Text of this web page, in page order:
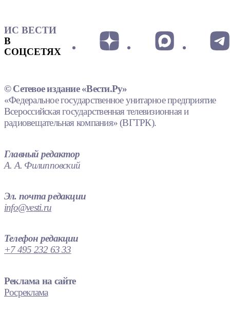
ИС ВЕСТИ
В
СОЦСЕТЯХ
© Сетевое издание «Вести.Ру»
«Федеральное государственное унитарное предприятие
Всероссийская государственная телевизионная и
радиовещательная компания» (ВГТРК).
Главный редактор
А. А. Филипповский
Эл. почта редакции
info@vesti.ru
Телефон редакции
+7 495 232 63 33
Реклама на сайте
Росреклама